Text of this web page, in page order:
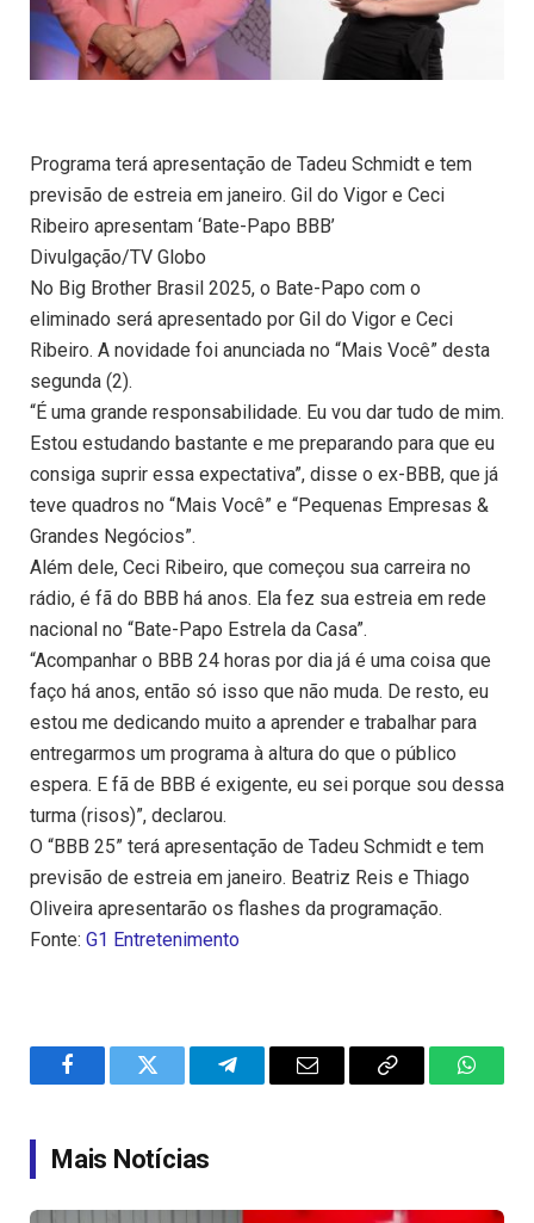
Programa terá apresentação de Tadeu Schmidt e tem
previsão de estreia em janeiro. Gil do Vigor e Ceci
Ribeiro apresentam ‘Bate-Papo BBB’
Divulgação/TV Globo
No Big Brother Brasil 2025, o Bate-Papo com o
eliminado será apresentado por Gil do Vigor e Ceci
Ribeiro. A novidade foi anunciada no “Mais Você” desta
segunda (2).
“É uma grande responsabilidade. Eu vou dar tudo de mim.
Estou estudando bastante e me preparando para que eu
consiga suprir essa expectativa”, disse o ex-BBB, que já
teve quadros no “Mais Você” e “Pequenas Empresas &
Grandes Negócios”.
Além dele, Ceci Ribeiro, que começou sua carreira no
rádio, é fã do BBB há anos. Ela fez sua estreia em rede
nacional no “Bate-Papo Estrela da Casa”.
“Acompanhar o BBB 24 horas por dia já é uma coisa que
faço há anos, então só isso que não muda. De resto, eu
estou me dedicando muito a aprender e trabalhar para
entregarmos um programa à altura do que o público
espera. E fã de BBB é exigente, eu sei porque sou dessa
turma (risos)”, declarou.
O “BBB 25” terá apresentação de Tadeu Schmidt e tem
previsão de estreia em janeiro. Beatriz Reis e Thiago
Oliveira apresentarão os flashes da programação.
Fonte: G1 Entretenimento
FacebookTwitter TelegramEmail
Copy
Mais Notícias